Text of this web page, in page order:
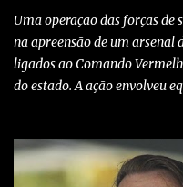
WhatsApp! Garanta acesso
entrar no grupo do Whats...
Uma operação das forças de
na apreensão de um arsenal
ligados ao Comando
do estado. A ação envolveu
confrontos com grupos rivais
segurança. Confira detalhes